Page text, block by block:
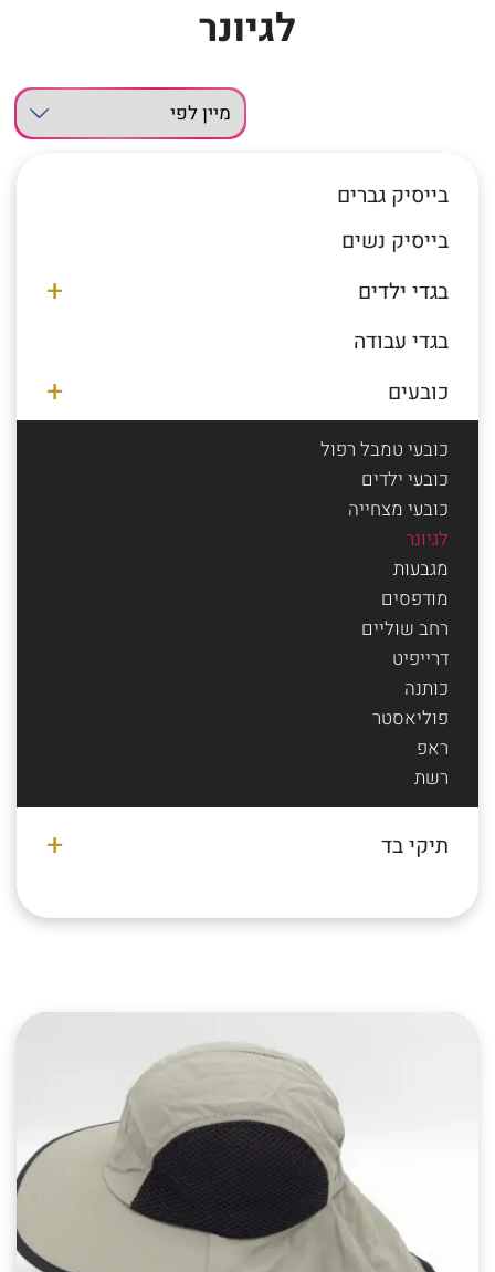
לגיונר
בייסיק גברים
בייסיק נשים
בגדי ילדים
בגדי עבודה
כובעים
כובעי טמבל רפול
כובעי ילדים
כובעי מצחייה
לגיונר
מגבעות
מודפסים
רחב שוליים
דרייפיט
כותנה
פוליאסטר
ראפ
רשת
תיקי בד